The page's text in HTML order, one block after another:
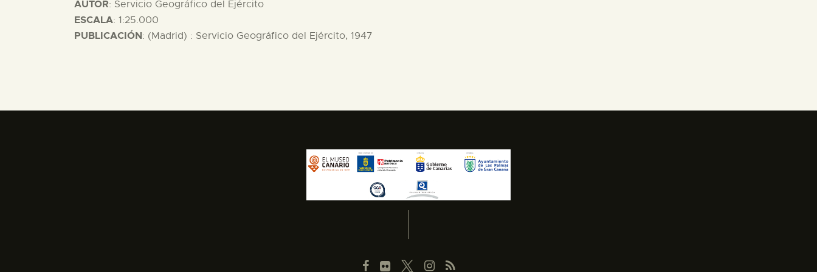
AUTOR: Servicio Geográfico del Ejército
ESCALA: 1:25.000
PUBLICACIÓN: (Madrid) : Servicio Geográfico del Ejército, 1947